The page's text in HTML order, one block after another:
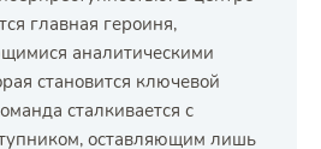
главная героиня,
аналитическими
становится ключевой
сталкивается с
оставляющим лишь